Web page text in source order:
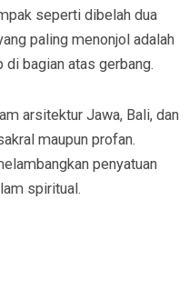
seperti dibelah dua
paling menonjol adalah
di bagian atas gerbang.
arsitektur Jawa, Bali, dan
maupun profan.
penyatuan
spiritual.